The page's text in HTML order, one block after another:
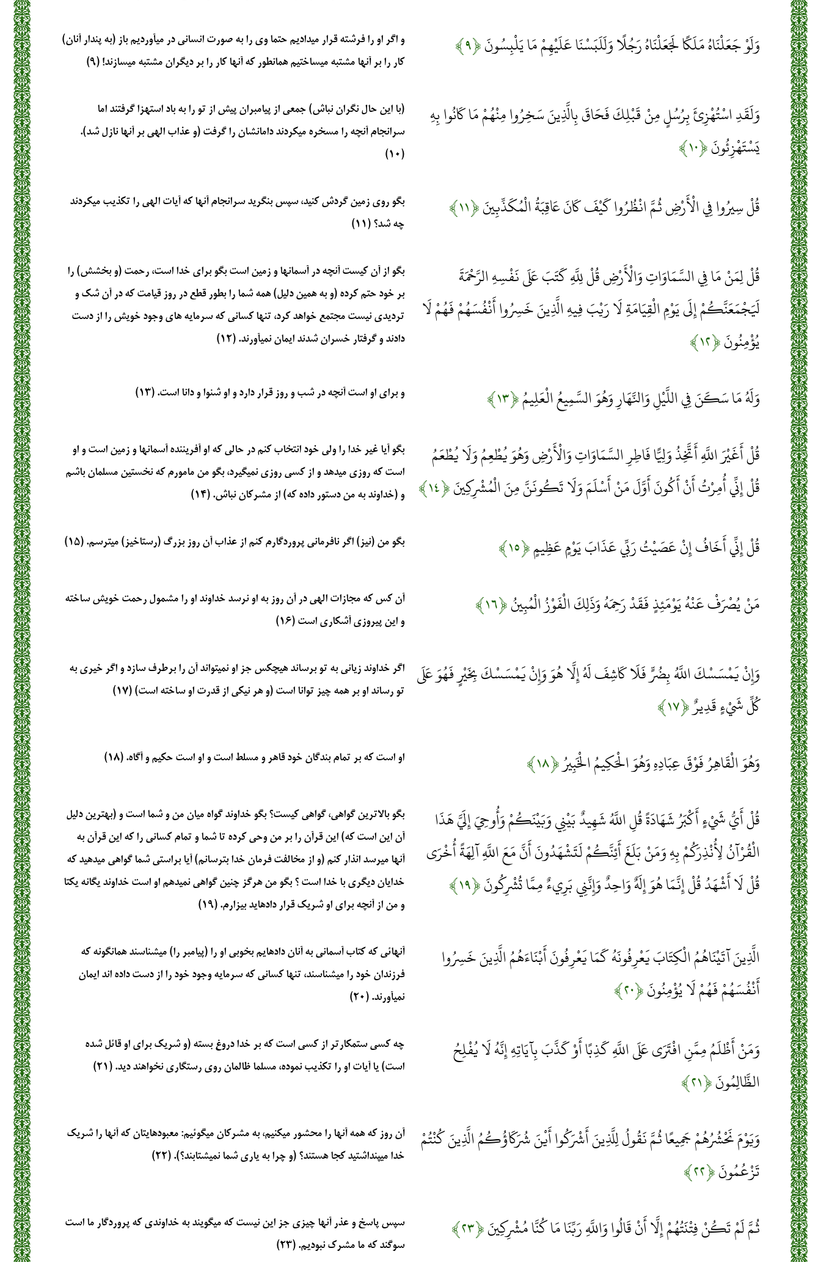
وَلَوْ جَعَلْنَاهُ مَلَكًا لَجَعَلْنَاهُ رَجُلًا وَلَلَبَسْنَا عَلَيْهِمْ مَا يَلْبِسُونَ﴿۹﴾
و اگر او را فرشته قرار مي‏داديم حتما وي را به صورت انساني در مي‏آورديم باز (به پندار آنان)
كار را بر آنها مشتبه مي‏ساختيم همانطور كه آنها كار را بر ديگران مشتبه مي‏سازند! (۹)
وَلَقَدِ اسْتُهْزِئَ بِرُسُلٍ مِنْ قَبْلِكَ فَحَاقَ بِالَّذِينَ سَخِرُوا مِنْهُمْ مَا كَانُوا بِهِ
يَسْتَهْزِئُونَ﴿۱۰﴾
(با اين حال نگران نباش) جمعي از پيامبران پيش از تو را به باد استهزا گرفتند اما
سرانجام آنچه را مسخره ميكردند دامانشان را گرفت (و عذاب الهي بر آنها نازل شد).
(۱۰)
قُلْ سِيرُوا فِي الْأَرْضِ ثُمَّ انْظُرُوا كَيْفَ كَانَ عَاقِبَةُ الْمُكَذِّبِينَ﴿۱۱﴾
بگو روي زمين گردش كنيد، سپس بنگريد سرانجام آنها كه آيات الهي را تكذيب مي‏كردند
چه شد؟ (۱۱)
قُلْ لِمَنْ مَا فِي السَّمَاوَاتِ وَالْأَرْضِ قُلْ لِلَّهِ كَتَبَ عَلَى نَفْسِهِ الرَّحْمَةَ
لَيَجْمَعَنَّكُمْ إِلَى يَوْمِ الْقِيَامَةِ لَا رَيْبَ فِيهِ الَّذِينَ خَسِرُوا أَنْفُسَهُمْ فَهُمْ لَا
يُؤْمِنُونَ﴿۱۲﴾
بگو از آن كيست آنچه در آسمانها و زمين است بگو براي خدا است، رحمت (و بخشش) را
بر خود حتم كرده (و به همين دليل) همه شما را بطور قطع در روز قيامت كه در آن شك و
ترديدي نيست مجتمع خواهد كرد، تنها كساني كه سرمايه‏ هاي وجود خويش را از دست
دادند و گرفتار خسران شدند ايمان نمي‏آورند. (۱۲)
وَلَهُ مَا سَكَنَ فِي اللَّيْلِ وَالنَّهَارِ وَهُوَ السَّمِيعُ الْعَلِيمُ﴿۱۳﴾ و براي او است آنچه در شب و روز قرار دارد و او شنوا و دانا است. (۱۳)
قُلْ أَغَيْرَ اللَّهِ أَتَّخِذُ وَلِيًّا فَاطِرِ السَّمَاوَاتِ وَالْأَرْضِ وَهُوَ يُطْعِمُ وَلَا يُطْعَمُ
قُلْ إِنِّي أُمِرْتُ أَنْ أَكُونَ أَوَّلَ مَنْ أَسْلَمَ وَلَا تَكُونَنَّ مِنَ الْمُشْرِكِينَ﴿۱۴﴾
بگو آيا غير خدا را ولي خود انتخاب كنم در حالي كه او آفريننده آسمانها و زمين است و او
است كه روزي مي‏دهد و از كسي روزي نمي‏گيرد، بگو من مامورم كه نخستين مسلمان باشم
و (خداوند به من دستور داده كه) از مشركان نباش. (۱۴)
قُلْ إِنِّي أَخَافُ إِنْ عَصَيْتُ رَبِّي عَذَابَ يَوْمٍ عَظِيمٍ﴿۱۵﴾ بگو من (نيز) اگر نافرماني پروردگارم كنم از عذاب آن روز بزرگ (رستاخيز) ميترسم. (۱۵)
مَنْ يُصْرَفْ عَنْهُ يَوْمَئِذٍ فَقَدْ رَحِمَهُ وَذَلِكَ الْفَوْزُ الْمُبِينُ﴿۱۶﴾
آن كس كه مجازات الهي در آن روز به او نرسد خداوند او را مشمول رحمت خويش ساخته
و اين پيروزي آشكاري است (۱۶)
وَإِنْ يَمْسَسْكَ اللَّهُ بِضُرٍّ فَلَا كَاشِفَ لَهُ إِلَّا هُوَ وَإِنْ يَمْسَسْكَ بِخَيْرٍ فَهُوَ عَلَى
كُلِّ شَيْءٍ قَدِيرٌ﴿۱۷﴾
اگر خداوند زياني به تو برساند هيچكس جز او نميتواند آن را برطرف سازد و اگر خيري به
تو رساند او بر همه چيز توانا است (و هر نيكي از قدرت او ساخته است) (۱۷)
وَهُوَ الْقَاهِرُ فَوْقَ عِبَادِهِ وَهُوَ الْحَكِيمُ الْخَبِيرُ﴿۱۸﴾ او است كه بر تمام بندگان خود قاهر و مسلط است و او است حكيم و آگاه. (۱۸)
قُلْ أَيُّ شَيْءٍ أَكْبَرُ شَهَادَةً قُلِ اللَّهُ شَهِيدٌ بَيْنِي وَبَيْنَكُمْ وَأُوحِيَ إِلَيَّ هَذَا
الْقُرْآنُ لِأُنْذِرَكُمْ بِهِ وَمَنْ بَلَغَ أَئِنَّكُمْ لَتَشْهَدُونَ أَنَّ مَعَ اللَّهِ آلِهَةً أُخْرَى
قُلْ لَا أَشْهَدُ قُلْ إِنَّمَا هُوَ إِلَهٌ وَاحِدٌ وَإِنَّنِي بَرِيءٌ مِمَّا تُشْرِكُونَ﴿۱۹﴾
بگو بالاترين گواهي، گواهي كيست؟ بگو خداوند گواه ميان من و شما است و (بهترين دليل
آن اين است كه) اين قرآن را بر من وحي كرده تا شما و تمام كساني را كه اين قرآن به
آنها ميرسد انذار كنم (و از مخالفت فرمان خدا بترسانم) آيا براستي شما گواهي ميدهيد كه
خدايان ديگري با خدا است ؟ بگو من هرگز چنين گواهي نميدهم او است خداوند يگانه يكتا
و من از آنچه براي او شريك قرار دادهايد بيزارم. (۱۹)
الَّذِينَ آتَيْنَاهُمُ الْكِتَابَ يَعْرِفُونَهُ كَمَا يَعْرِفُونَ أَبْنَاءَهُمُ الَّذِينَ خَسِرُوا
أَنْفُسَهُمْ فَهُمْ لَا يُؤْمِنُونَ﴿۲۰﴾
آنهائي كه كتاب آسماني به آنان دادهايم بخوبي او را (پيامبر را) ميشناسند همانگونه كه
فرزندان خود را ميشناسند، تنها كساني كه سرمايه وجود خود را از دست داده‏ اند ايمان
نمي‏آورند. (۲۰)
وَمَنْ أَظْلَمُ مِمَّنِ افْتَرَى عَلَى اللَّهِ كَذِبًا أَوْ كَذَّبَ بِآيَاتِهِ إِنَّهُ لَا يُفْلِحُ
الظَّالِمُونَ﴿۲۱﴾
چه كسي ستمكارتر از كسي است كه بر خدا دروغ بسته (و شريك براي او قائل شده
است) يا آيات او را تكذيب نموده، مسلما ظالمان روي رستگاري نخواهند ديد. (۲۱)
وَيَوْمَ نَحْشُرُهُمْ جَمِيعًا ثُمَّ نَقُولُ لِلَّذِينَ أَشْرَكُوا أَيْنَ شُرَكَاؤُكُمُ الَّذِينَ كُنْتُمْ
تَزْعُمُونَ﴿۲۲﴾
آن روز كه همه آنها را محشور ميكنيم، به مشركان ميگوئيم: معبودهايتان كه آنها را شريك
خدا مي‏پنداشتيد كجا هستند؟ (و چرا به ياري شما نمي‏شتابند؟). (۲۲)
ثُمَّ لَمْ تَكُنْ فِتْنَتُهُمْ إِلَّا أَنْ قَالُوا وَاللَّهِ رَبِّنَا مَا كُنَّا مُشْرِكِينَ﴿۲۳﴾
سپس پاسخ و عذر آنها چيزي جز اين نيست كه مي‏گويند به خداوندي كه پروردگار ما است
سوگند كه ما مشرك نبوديم. (۲۳)